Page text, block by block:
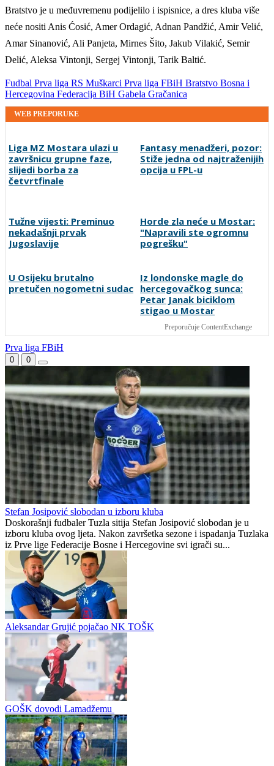
Bratstvo je u međuvremenu podijelilo i ispisnice, a dres kluba više
neće nositi Anis Ćosić, Amer Ordagić, Adnan Pandžić, Amir Velić,
Amar Sinanović, Ali Panjeta, Mirnes Šito, Jakub Vilakić, Semir
Delić, Aleksa Vintonji, Sergej Vintonji, Tarik Baltić.
Fudbal Prva liga RS Muškarci Prva liga FBiH Bratstvo Bosna i
Hercegovina Federacija BiH Gabela Gračanica
WEB PREPORUKE
završnicu grupne faze,
slijedi borba za
četvrtfinale
Stiže jedna od najtraženijih
opcija u FPL-u
Tužne vijesti: Preminuo
nekadašnji prvak
Jugoslavije
Horde zla neće u Mostar:
U Osijeku brutalno
pretučen nogometni sudac
Iz londonske magle do
hercegovačkog sunca:
Petar Janak biciklom
stigao u Mostar
Preporučuje ContentExchange
Prva liga FBiH
0 0
Stefan Josipović slobodan u izboru kluba
Doskorašnji fudbaler Tuzla sitija Stefan Josipović slobodan je u
izboru kluba ovog ljeta. Nakon završetka sezone i ispadanja Tuzlaka
iz Prve lige Federacije Bosne i Hercegovine svi igrači su...